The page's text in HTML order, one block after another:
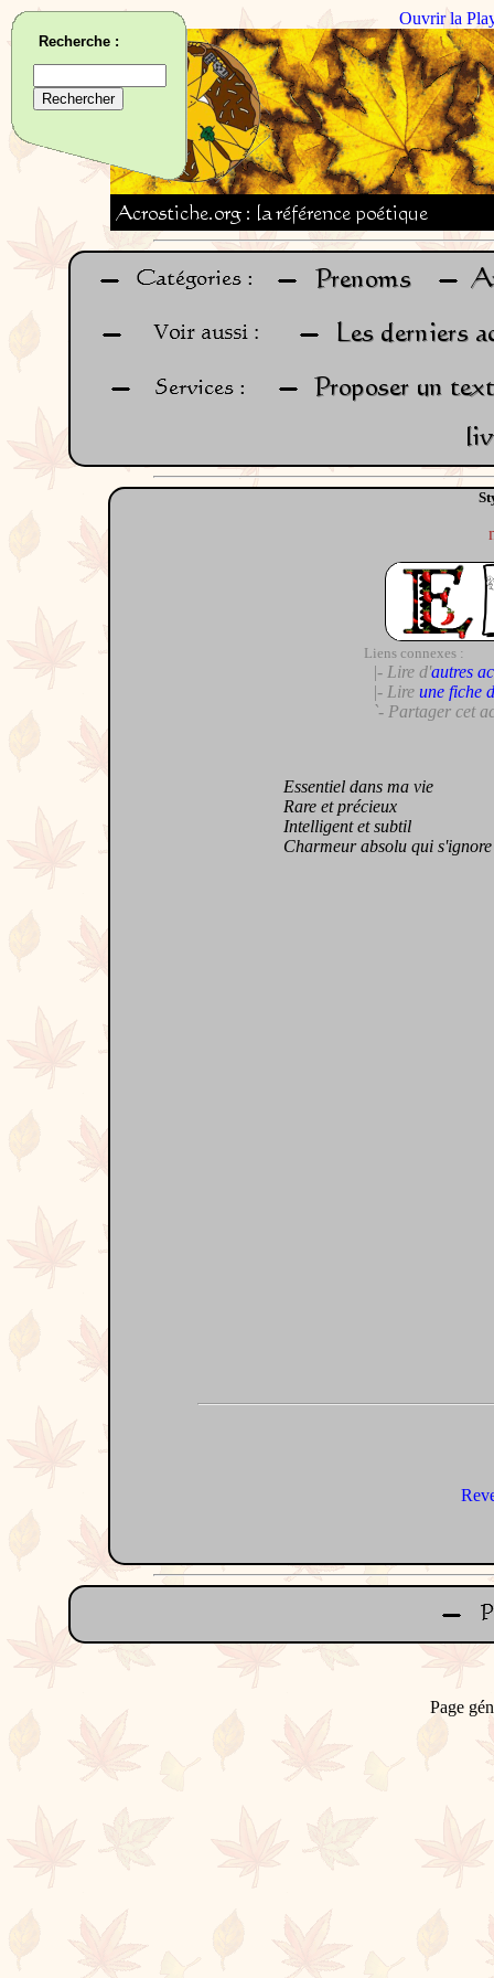
Ouvrir la
Liens connexes :
|- Lire d'autres
|- Lire une fiche
`- Partager cet
Essentiel dans ma vie
Rare et précieux
Intelligent et subtil
Charmeur absolu qui
Recherche :
Page